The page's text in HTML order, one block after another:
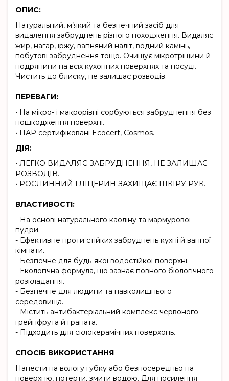
ОПИС:
Натуральний, м’який та безпечний засіб для
видалення забруднень різного походження. Видаляє
жир, нагар, іржу, вапняний наліт, водний камінь,
побутові забруднення тощо. Очищує мікротріщини й
подряпини на всіх кухонних поверхнях та посуді.
Чистить до блиску, не залишає розводів.
ПЕРЕВАГИ:
• На мікро- і макрорівні сорбуються забруднення без
пошкодження поверхні.
• ПАР сертифіковані Ecocert, Cosmos.
ДІЯ:
• ЛЕГКО ВИДАЛЯЄ ЗАБРУДНЕННЯ, НЕ ЗАЛИШАЄ
РОЗВОДІВ.
• РОСЛИННИЙ ГЛІЦЕРИН ЗАХИЩАЄ ШКІРУ РУК.
ВЛАСТИВОСТІ:
- На основі натурального каоліну та мармурової
пудри.
- Ефективне проти стійких забруднень кухні й ванної
кімнати.
- Безпечне для будь-якої водостійкої поверхні.
- Екологічна формула, що зазнає повного біологічного
розкладання.
- Безпечне для людини та навколишнього
середовища.
- Містить антибактеріальний комплекс червоного
грейпфрута й граната.
- Підходить для склокерамічних поверхонь.
СПОСІБ ВИКОРИСТАННЯ
Нанести на вологу губку або безпосередньо на
поверхню, потерти, змити водою. Для посилення